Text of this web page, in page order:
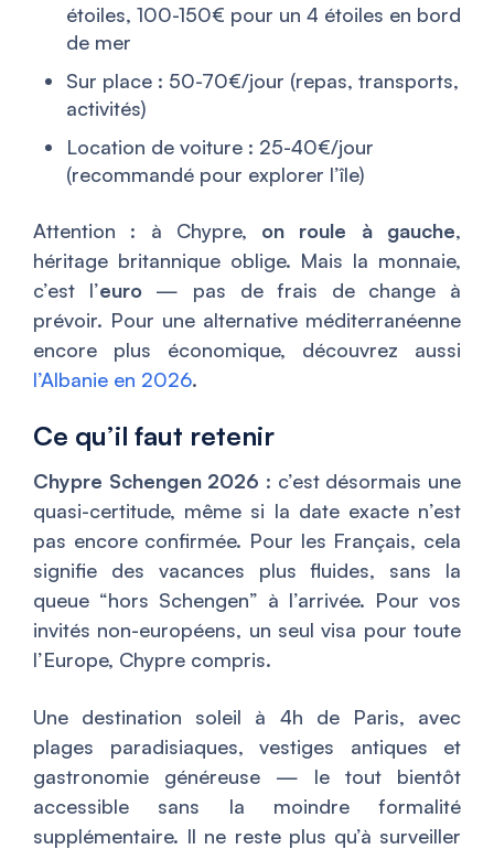
étoiles, 100-150€ pour un 4 étoiles en bord
de mer
Sur place : 50-70€/jour (repas, transports,
activités)
Location de voiture : 25-40€/jour
(recommandé pour explorer l’île)
Attention : à Chypre, on roule à gauche,
héritage britannique oblige. Mais la monnaie,
c’est l’euro— pas de frais de change à
prévoir. Pour une alternative méditerranéenne
encore plus économique, découvrez aussi
l’Albanie en 2026.
Ce qu’il faut retenir
Chypre Schengen 2026 : c’est désormais une
quasi-certitude, même si la date exacte n’est
pas encore confirmée. Pour les Français, cela
signifie des vacances plus fluides, sans la
queue “hors Schengen” à l’arrivée. Pour vos
invités non-européens, un seul visa pour toute
l’Europe, Chypre compris.
Une destination soleil à 4h de Paris, avec
plages paradisiaques, vestiges antiques et
gastronomie généreuse — le tout bientôt
accessible sans la moindre formalité
supplémentaire. Il ne reste plus qu’à surveiller